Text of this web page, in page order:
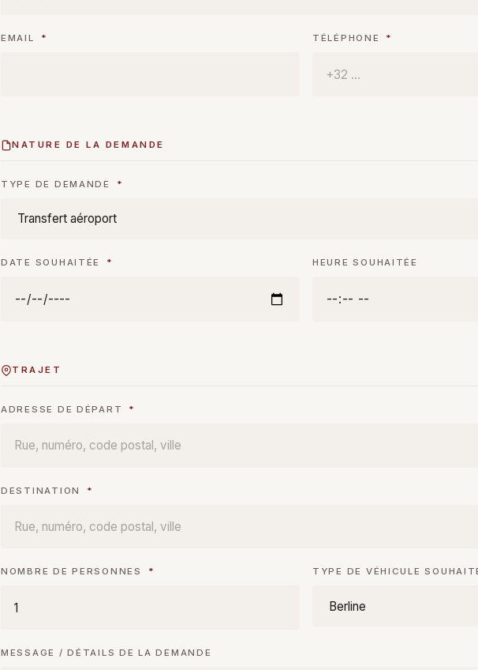
EMAIL * TÉLÉPHONE *
NATURE DE LA DEMANDE
TYPE DE DEMANDE *
DATE SOUHAITÉE * HEURE SOUHAITÉE
TRAJET
ADRESSE DE DÉPART *
DESTINATION *
NOMBRE DE PERSONNES * TYPE DE VÉHICULE
MESSAGE / DÉTAILS DE LA DEMANDE